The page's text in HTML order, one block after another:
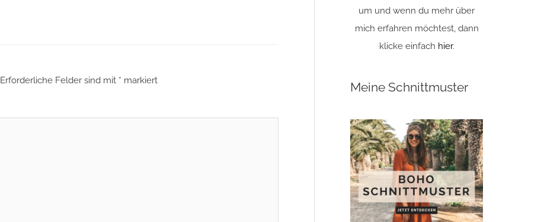
Erforderliche Felder sind mit * markiert
um und wenn du mehr über
mich erfahren möchtest, dann
klicke einfach hier.
Meine Schnittmuster